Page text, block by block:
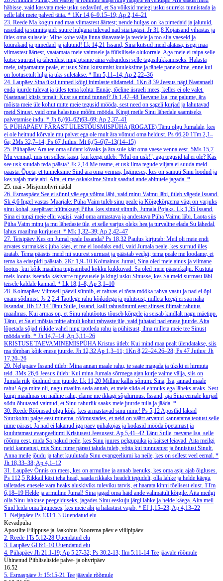
häbisse, vaid kasvata meie usku sedavõrd, et Sa võiksid meiegi usku suureks tunnistada ja
selle läbi meie palved täita. * 1Kr 14,6–9.15–19; Ap 2,14–21
23. Reede Ma kogun nad maa viimastest äärtest; nende hulgas on ka pimedaid ja jalutuid,
rasedaid ja sünnitajaid: suure hulgana tulevad nad siia tagasi. Jr 31,8 Kojaisand vihastas ja
ütles oma sulasele: Mine kohe välja linna tänavatele ja teedele ja too siia vaeseid ja
küürakaid ja pimedaid ja jalutuid! Lk 14,21 Issand, Sina kutsud meid alatasa, isegi maa
viimastest äärtest, vaatamata meie vaimsele ja füüsilisele olukorrale. Aga meie ei taipa selle
kutse suurust ja tähendust ning otsime aina vabandusi selle tagasilükkamiseks. Halasta
meie, taipamatute peale, et usus Sinu kutsumist kuuleksime ja tähele paneksime, enne kui
on lootusetult hilja ja uks suletakse. * Ilm 5,11–14; Ap 2,22–36
24. Laupäev Sina üksi tunned kõigi inimlaste südameid. 1Kn 8,39 Jeesus nägi Naatanaeli
enda juurde tulevat ja ütles tema kohta: Ennäe, tõeline iisraeli mees, kelles ei ole valet.
Naatanael küsis temalt: Kust sa mind tunned? Jh 1,47–48 Taevane Isa, me palume, ära
mõista meie üle kohut mitte meie tegusid mööda, sest need on sageli kurjad ja lahutavad
meid Sinust, vaid oma halastuse mõõtu mööda. Kingi meile Sinu lähedale saamiseks
palvetamise indu. * Jh 6,(60–62)63–69; Ap 2,37–41
5. PÜHAPÄEV PÄRAST ÜLESTÕUSMISPÜHA (ROGATE) Tänu olgu Jumalale, kes
ei ole heitnud kõrvale mu palvet ega ole mult ära võtnud oma heldust. Ps 66,20 1Tm 2,1–
6a; 2Ms 32,7–14; Ps 67 Jutlus: Mt 6,(5–6)7–13(14–15)
25. Pühapäev Ära tee oma südant kõvaks ja ära sule kätt oma vaese venna eest. 5Ms 15,7
Mu vennad, mis on sellest kasu, kui keegi ütleb: "Mul on usk!", aga tegusid tal ei ole? Kas
see usk suudab teda päästa? Jk 2,14 Me teame, et usk ilma tegude viljata ei suuda meid
päästa. Õpeta, et tunneksime Sind ära oma vennas, ligimeses, kes on samuti Sinu loodud ja
kes vajab meie abi. Aita, et me oskaksime Sinult saadud ande abitutele jagada. *
25. mai - Misjoniohvri nädal
26. Esmaspäev See ei sünni väe ega võimu läbi, vaid minu Vaimu läbi, ütleb vägede Issand.
Sk 4,6 Ingel vastas Maarjale: Püha Vaim tuleb sinu peale ja Kõigekõrgema vägi on varjuks
sinu kohal, seepärast hüütaksegi Püha, kes sinust sünnib, Jumala Pojaks. Lk 1,35 Issand,
Sina ei tungi meie ellu vägisi, vaid oma armastava ja andestava Püha Vaimu läbi. Laota siis
Püha Vaim minu ja mu lähedaste üle, et selle varjus oleks hea ja turvaline elada Su lähedal,
lahus maailma kurjusest. * Mk 1,32–39; Ap 2,42–47
27. Teisipäev Kes on Jumal peale Issanda? Ps 18,32 Paulus kirjutab: Meil oli meie endi
arvates surmakäsk juba käes, et me ei loodaks endi, vaid Jumala peale, kes surnud üles
äratab. Tema päästis meid nii suurest surmast ja päästab veelgi; tema peale me loodame, et
tema ka edaspidi päästab. 2Kr 1,9–10 Kolmainus Jumal, Sina oled meie ainus ja viimane
lootus, kui kõik maailma tugisambad kokku kukkuvad. Sa oled meie päästekalju. Kustuta
meis lootus iseenda käsivarre tugevusele ja kingi usku Sinusse, kes Sa meid surmast läbi
teisele kaldale kannad. * Lk 18,1–8; Ap 3,1–10
28. Kolmapäev Viimseil päevil sünnib, et rahvas ei tõsta mõõka rahva vastu ja nad ei õpi
enam sõdimist. Js 2,2.4 Taotlege rahu kõikidega ja pühitsust, milleta keegi ei saa näha
Issandat. Hb 12,14 Tänu Sulle, Issand, kalli rahusõnumi eest siinses ülimalt rahutus
maailmas. Kui armas on, et Sinu rahutõotus tõuseb kõrgele ja seisab kindlalt nagu mäetipp.
Tänu, et Sa ei mõista mitte ainult kohut rahvaste üle, vaid juhatad nad enese juurde. Aita
lõpetada sõjad riikide vahel ning taotleda rahu ja pühitsust, ilma milleta meie tee Sinust
mööda viib. * Jh 14,7–14; Ap 3,11–26
KRISTUSE TAEVAMINEMISPÜHAKristus ütleb: Kui mind maa pealt ülendatakse, siis
ma tõmban kõik enese juurde. Jh 12,32Ap 1,3–11; 1Kn 8,22–24.26–28; Ps 47 Jutlus: Jh
17,20–26
29. Neljapäev Issand ütleb: Mina annan maale rahu, te saate magada ja ükski ei hirmuta
teid. 3Ms 26,6 Jeesus ütleb: Kui mina Jumala sõrmega ajan kurje vaime välja, siis on
Jumala riik jõudnud teie juurde. Lk 11,20 Milline kallis sõnum: Sina, Isa, annad maale
rahu! Aga mitte nii, nagu maailm seda annab, et meie süda ei ehmuks ega läheks araks. Sest
kuigi maailmas on näiline rahu, elame me ikkagi sõjahirmus. Issand, aja Sina eemale kurjad
sõdu õhutavad vaimud, et Sinu rahuriik saaks meie juurde tulla ja jääda. *
30. Reede Rõõmsad olgu kõik, kes armastavad sinu nime! Ps 5,12Apostlid läksid
Suurkohtu palge eest minema, rõõmustades, et neid on väärt arvatud kannatama teotust selle
nime pärast. Ja nad ei lakanud iga päev pühakojas ja kodasid mööda õpetamast ja
kuulutamast evangeeliumi Kristusest Jeesusest. Ap 5,41–42 Tänu Sulle, taevane Isa, selle
rõõmu eest, mida Sa pakud neile, kes Sinu juures pelgupaika ja kaitset leiavad. Aita meilgi
neid kannatusi, mis Sinu nime pärast taluda tuleb, võtta kui tunnustust ja õnnistust Sinult.
Anna meile jõudu ja tahet kuulutada Sinu evangeeliumi ka neile, kes on sellest veel eemal. *
Jh 18,33–38; Ap 4,1–12
31. Laupäev Õnnis on mees, kes on armuline ja annab laenuks, kes oma asju ajab õigluses.
Ps 112,5 Rikkail käsi teha head, saada rikkaks headelt tegudelt, olla lahke ja helde käega,
talletades enesele vara heaks aluskiviks tuleviku tarvis, et haarata kinni tõelisest elust. 1Tm
6,18–19 Helde ja armuline Jumal! Sina jagad oma häid ande valimatult kõigile. Aita meilgi
olla Sinu lahkuse peegelduseks, jagades Sinu eeskuju järgi lahke ja helde käega. Aita meil
Sind leida oma ligimeses, kes meie abi ja halastust vajab. * Ef 1,15–23; Ap 4,13–22
1. Neljapäev Ps 133:1-3 Uuendatud elu
Kevadpüha
Apostlite Filippuse ja Jaakobus Noorema päev e viilipipäev
2. Reede 1Ts 5:12-28 Uuendatud elu
3. Laupäev Gl 6:1-10 Uuendatud elu
4. Pühapäev Jh 21:1-19; Ap 5:27-32; Ps 30:2-13; Ilm 5:11-14 Tee jäävale rõõmule
Ühinenud Piibliseltside palve- ja ohvripäev
16.52
5. Esmaspäev Jr 15:15-21 Tee jäävale rõõmule